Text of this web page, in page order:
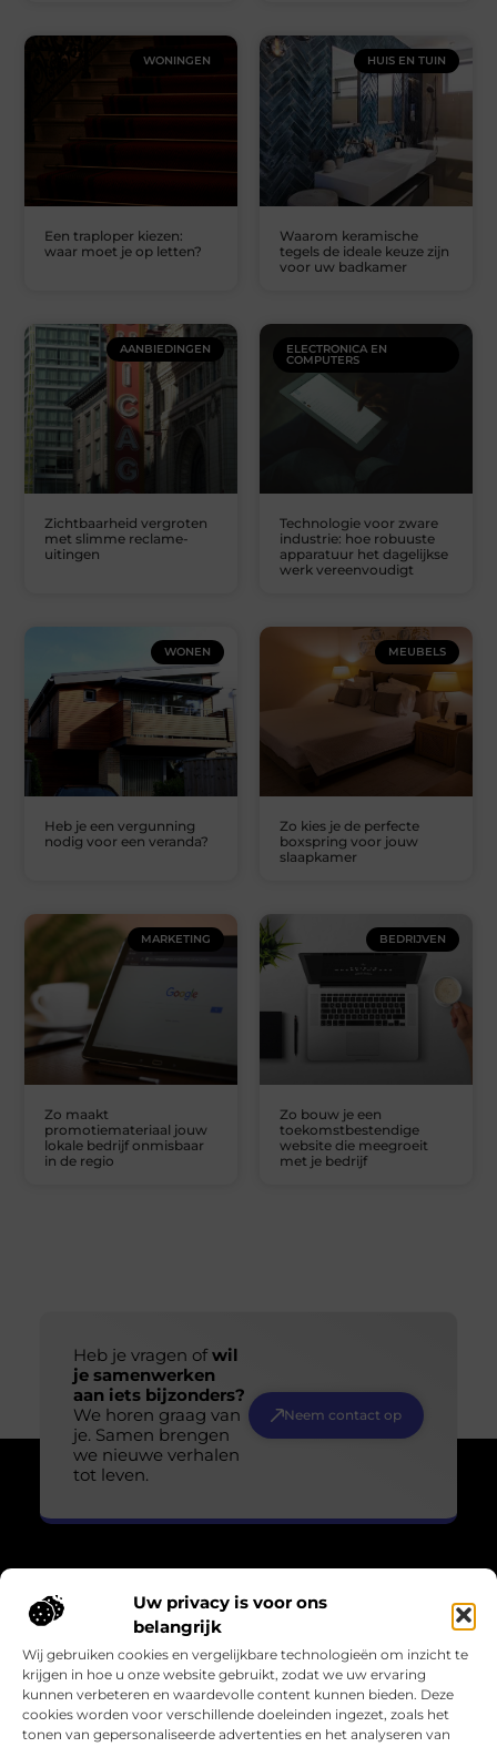
Uw privacy is voor ons
belangrijk
Wij gebruiken cookies en vergelijkbare technologieën om inzicht te
krijgen in hoe u onze website gebruikt, zodat we uw ervaring
kunnen verbeteren en waardevolle content kunnen bieden. Deze
cookies worden voor verschillende doeleinden ingezet, zoals het
tonen van gepersonaliseerde advertenties en het analyseren van
WONINGEN
Een traploper kiezen:
waar moet je op letten?
HUIS EN TUIN
Waarom keramische
tegels de ideale keuze zijn
voor uw badkamer
AANBIEDINGEN
Zichtbaarheid vergroten
met slimme reclame-
uitingen
ELECTRONICA EN
COMPUTERS
Technologie voor zware
industrie: hoe robuuste
apparatuur het dagelijkse
werk vereenvoudigt
WONEN
Heb je een vergunning
nodig voor een veranda?
MEUBELS
Zo kies je de perfecte
boxspring voor jouw
slaapkamer
MARKETING
Zo maakt
promotiemateriaal jouw
lokale bedrijf onmisbaar
in de regio
BEDRIJVEN
Zo bouw je een
toekomstbestendige
website die meegroeit
met je bedrijf
Heb je vragen ofwil
je samenwerken
aan iets bijzonders?
We horen graag van
je. Samen brengen
we nieuwe verhalen
tot leven.
Neem contact op
Over Losser Digitaal
“Kijk omhoog. Vind het wonder in het gewone.”
Losser-digitaal.nl nodigt je uit om de magie in het alledaagse
te zien. Inspirerende blogs en verhalen die verwondering
oproepen en het leven in een ander licht zetten.